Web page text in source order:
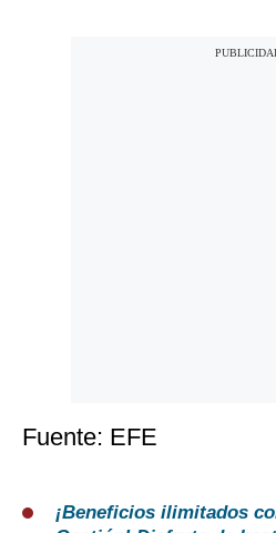
Fuente: EFE
¡Beneficios ilimitados